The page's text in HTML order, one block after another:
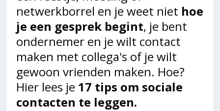
netwerkborrel en je weet niet hoe
je een gesprek begint, je bent
ondernemer en je wilt contact
maken met collega's of je wilt
gewoon vrienden maken. Hoe?
Hier lees je 17 tips om sociale
contacten te leggen.